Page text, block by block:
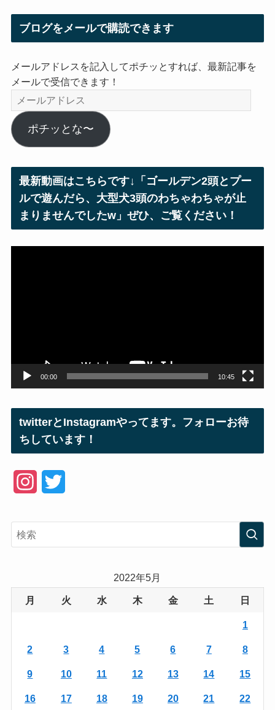
ブログをメールで購読できます
メールアドレスを記入してポチッとすれば、最新記事を
メールで受信できます！
メ
ー
ル
ア
ス
ポチッとな〜
最新動画はこちらです↓「ゴールデン2頭とプー
ルで遊んだら、大型犬3頭のわちゃわちゃが止
まりませんでしたw」ぜひ、ご覧ください！
00:00 10:45
twitterとInstagramやってます。フォローお待
ちしています！
e
2022年5月
月 火 水 木 金 土 日
1
2 3 4 5 6 7 8
9 10 11 12 13 14 15
16 17 18 19 20 21 22